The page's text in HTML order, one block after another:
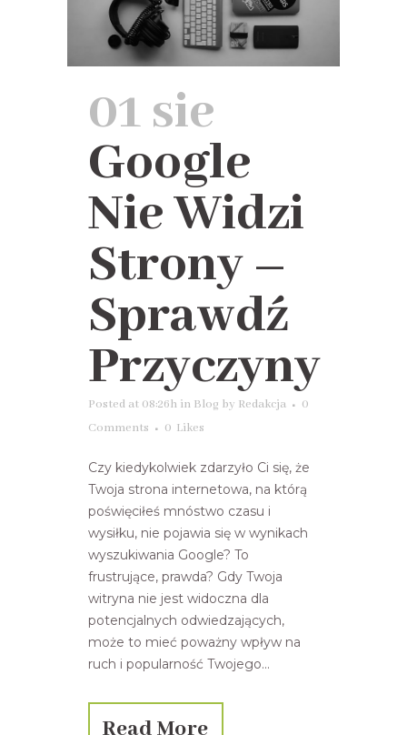
01 sie
Google
Nie Widzi
Strony –
Sprawdź
Przyczyny
Posted at 08:26h in Blog by Redakcja
0
Comments
0 Likes
Czy kiedykolwiek zdarzyło Ci się, że
Twoja strona internetowa, na którą
poświęciłeś mnóstwo czasu i
wysiłku, nie pojawia się w wynikach
wyszukiwania Google? To
frustrujące, prawda? Gdy Twoja
witryna nie jest widoczna dla
potencjalnych odwiedzających,
może to mieć poważny wpływ na
ruch i popularność Twojego...
Read More